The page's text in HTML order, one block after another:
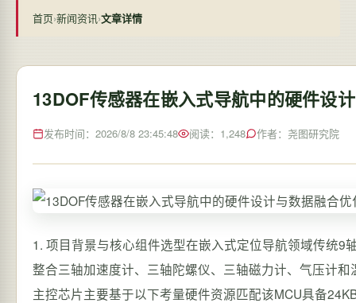
首页›新闻资讯›文章详情
13DOF传感器在嵌入式导航中的硬件设
发布时间：2026/8/8 23:45:48 阅读：1,248 作者：尧图研究院
1. 项目背景与核心组件选型在嵌入式定位导航领域传统9
整合三轴加速度计、三轴陀螺仪、三轴磁力计、气压计
主控芯片主要基于以下考量硬件资源匹配该MCU具备